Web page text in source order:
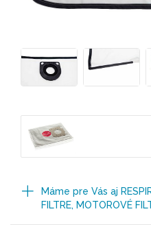
Máme pre Vás aj
FILTRE, MOTOROVÉ